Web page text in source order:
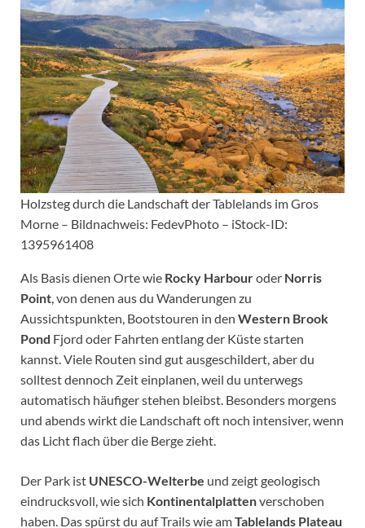
Holzsteg durch die Landschaft der Tablelands im Gros
Morne – Bildnachweis: FedevPhoto – iStock-ID:
1395961408
Als Basis dienen Orte wie Rocky Harbouroder Norris
Point, von denen aus du Wanderungen zu
Aussichtspunkten, Bootstouren in den Western Brook
Pond Fjord oder Fahrten entlang der Küste starten
kannst. Viele Routen sind gut ausgeschildert, aber du
solltest dennoch Zeit einplanen, weil du unterwegs
automatisch häufiger stehen bleibst. Besonders morgens
und abends wirkt die Landschaft oft noch intensiver, wenn
das Licht flach über die Berge zieht.
Der Park ist UNESCO-Welterbe und zeigt geologisch
eindrucksvoll, wie sich Kontinentalplattenverschoben
haben. Das spürst du auf Trails wie amTablelands Plateau